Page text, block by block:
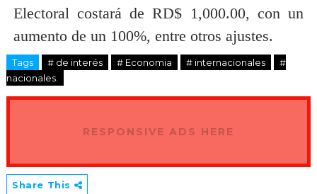
Electoral costará de RD$ 1,000.00, con un
aumento de un 100%, entre otros ajustes.
Tags # de interés # Economia # internacionales
#
nacionales.
RESPONSIVE ADS HERE
Share This